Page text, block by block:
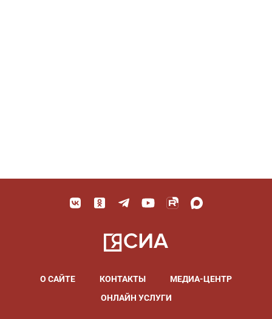
О САЙТЕ КОНТАКТЫ
МЕДИА-ЦЕНТР
ОНЛАЙН УСЛУГИ